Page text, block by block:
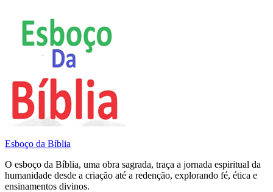
conteúdo
Esboço da Bíblia
O esboço da Bíblia, uma obra sagrada, traça a jornada espiritual da
humanidade desde a criação até a redenção, explorando fé, ética e
ensinamentos divinos.